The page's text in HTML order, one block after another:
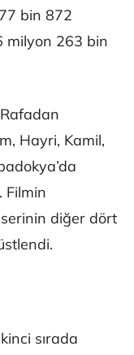
bin 872
milyon 263 bin
Hayri, Kamil,
Filmin
serinin diğer dört
sırada